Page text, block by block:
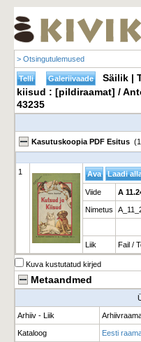
> Otsingutulemused
Säilik |
kiisud : [pildiraamat] /
43235
Kasutuskoopia PDF Esitus
1
Viide A
Nimetus
Liik Fail /
Kuva kustutatud kirjed
Metaandmed
Arhiiv - Liik
Kataloog Eesti